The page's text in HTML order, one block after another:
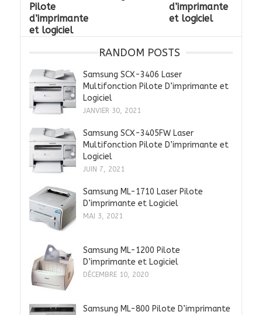
Pilote
d’imprimante
et logiciel
d’imprimante
et logiciel
RANDOM POSTS
Samsung SCX-3406 Laser
Multifonction Pilote D’imprimante et
Logiciel
JANVIER 30, 2021
Samsung SCX-3405FW Laser
Multifonction Pilote D’imprimante et
Logiciel
JUIN 7, 2021
Samsung ML-1710 Laser Pilote
D’imprimante et Logiciel
MAI 3, 2021
Samsung ML-1200 Pilote
D’imprimante et Logiciel
DÉCEMBRE 10, 2020
Samsung ML-800 Pilote D’imprimante